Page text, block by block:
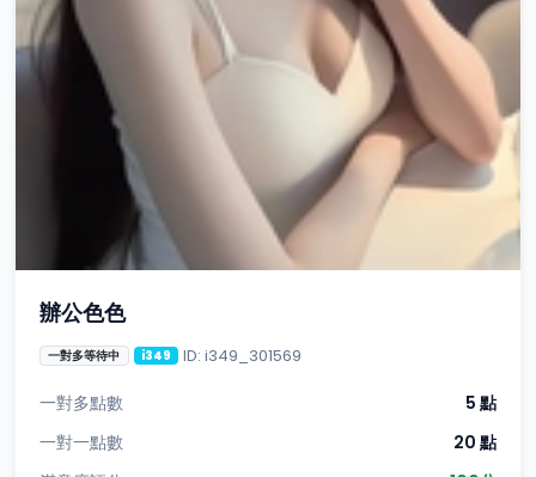
辦公色色
一對多等待中 i349 ID: i349_301569
一對多點數
5 點
一對一點數
20 點